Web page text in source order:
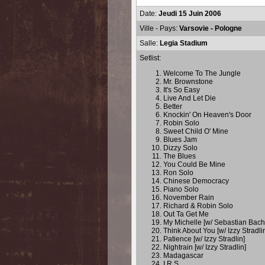
Date: Jeudi 15 Juin 2006
Ville - Pays: Varsovie - Pologne
Salle: Legia Stadium
Setlist:
Welcome To The Jungle
Mr. Brownstone
It's So Easy
Live And Let Die
Better
Knockin' On Heaven's Door
Robin Solo
Sweet Child O' Mine
Blues Jam
Dizzy Solo
The Blues
You Could Be Mine
Ron Solo
Chinese Democracy
Piano Solo
November Rain
Richard & Robin Solo
Out Ta Get Me
My Michelle [w/ Sebastian
Think About You [w/ Izzy
Patience [w/ Izzy Stradlin]
Nightrain [w/ Izzy Stradlin]
Madagascar